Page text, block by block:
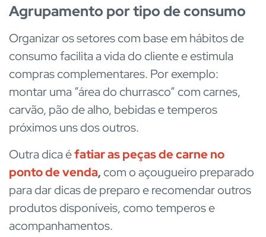
Agrupamento por tipo de consumo
Organizar os setores com base em hábitos de
consumo facilita a vida do cliente e estimula
compras complementares. Por exemplo:
montar uma “área do churrasco” com carnes,
carvão, pão de alho, bebidas e temperos
próximos uns dos outros.
Outra dica éfatiar as peças de carne no
ponto de venda,com o açougueiro preparado
para dar dicas de preparo e recomendar outros
produtos disponíveis, como temperos e
acompanhamentos.